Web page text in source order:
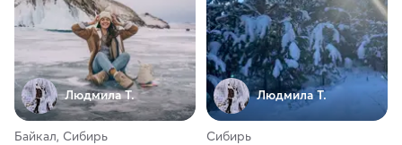
Людмила Т.
Байкал, Сибирь
Людмила Т.
Сибирь